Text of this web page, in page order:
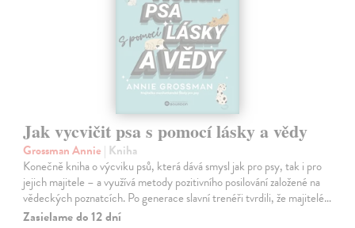
Jak vycvičit psa s pomocí lásky a vědy
Grossman Annie | Kniha
Konečně kniha o výcviku psů, která dává smysl jak pro psy, tak i pro
jejich majitele – a využívá metody pozitivního posilování založené na
vědeckých poznatcích. Po generace slavní trenéři tvrdili, že majitelé…
Zasielame do 12 dní